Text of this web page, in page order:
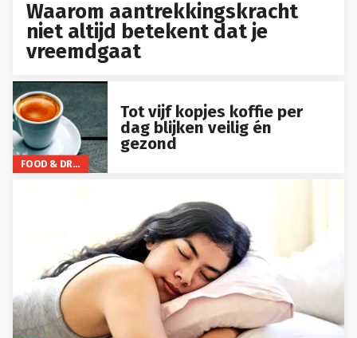
Waarom aantrekkingskracht
niet altijd betekent dat je
vreemdgaat
FOOD & DRINKS
Tot vijf kopjes koffie per
dag blijken veilig én
gezond